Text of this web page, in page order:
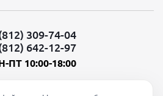
309-74-04
642-12-97
ПТ 10:00-18:00